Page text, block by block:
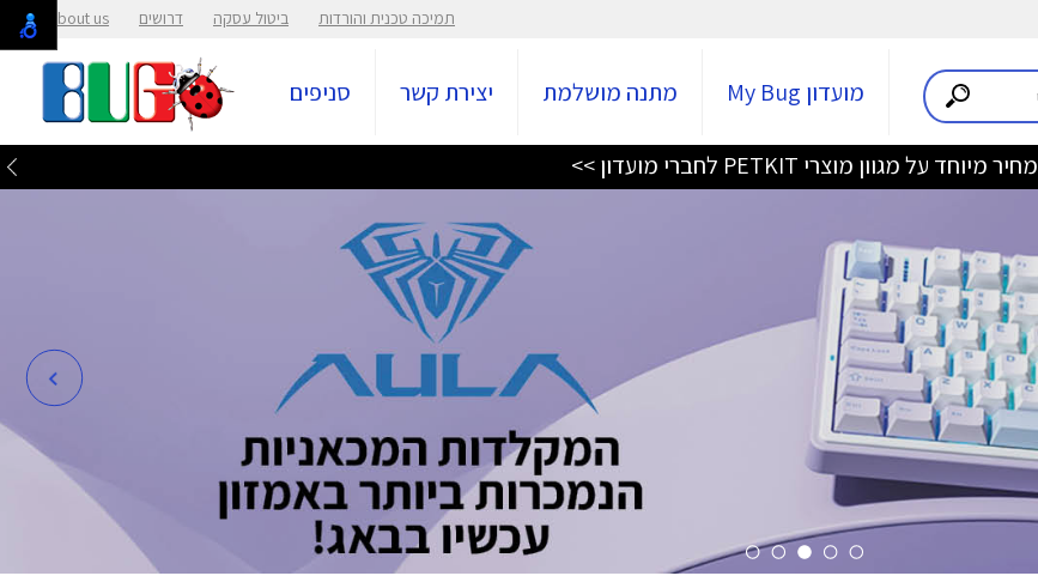
תמיכה טכנית והורדות ביטול עסקה דרושים About us
מועדון My Bug מתנה מושלמת יצירת קשר סניפים
מחיר מיוחד על מגוון מוצרי PETKIT לחברי מועדון >>